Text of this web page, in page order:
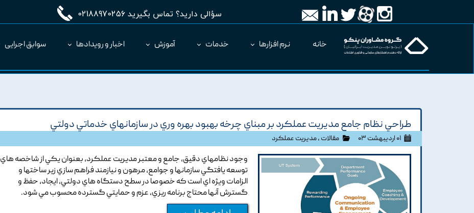
سؤالی دارید؟ تماس بگیرید 02188970256
خانه نرم افزارها خدمات آموزش اخبار و رویدادها سوابق اجرایی
طراحي نظام جامع مديريت عملکرد بر مبناي چرخه بهبود بهره وري در سازمانهاي خدماتي دولتي
۰۱ اردیبهشت ۰۳ مقالات ،مدیریت عملکرد
وجود نظامهاي دقيق, جامع و معتبر مديريت عملکرد, بعنوان يکي از شاخصه هاي
توسعه يافتگي سازمانها و جوامع, مرهون و نيازمند فراهم سازي زير ساختها و
الزامات ويژه اي است که خصوصا در سطح دستگاه هاي دولتي, ايجاد, حفظ و
گسترش آنها محتاج برنامه ريزي, عزم و حمايتي گسترده محسوب مي شود.